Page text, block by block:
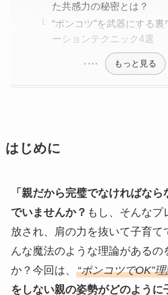
た共感力の秘密とは？
“ポンコツ”を武器にする
ーションテクニック4選
もっと見る
はじめに
「親だから完璧でなければな
でいませんか？ もし、そんなプ
放され、肩の力を抜いて子育
んな魔法のような理論があるの
か？今回は、 “ポンコツでOK”
をしない親の姿勢がどのように